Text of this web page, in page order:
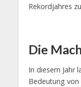
Rekordjahres
Die
In diesem Jahr
Bedeutung